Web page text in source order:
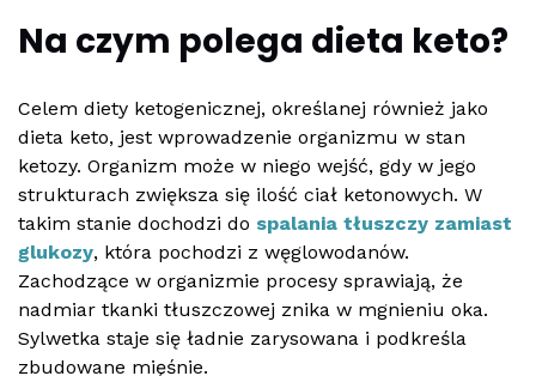
Na czym polega dieta keto?
Celem diety ketogenicznej, określanej również jako
dieta keto, jest wprowadzenie organizmu w stan
ketozy. Organizm może w niego wejść, gdy w jego
strukturach zwiększa się ilość ciał ketonowych. W
takim stanie dochodzi do spalania tłuszczy zamiast
glukozy, która pochodzi z węglowodanów.
Zachodzące w organizmie procesy sprawiają, że
nadmiar tkanki tłuszczowej znika w mgnieniu oka.
Sylwetka staje się ładnie zarysowana i podkreśla
zbudowane mięśnie.